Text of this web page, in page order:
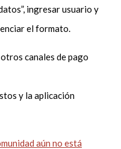
ingresar usuario y
el formato.
canales de pago
y la aplicación
aún no está